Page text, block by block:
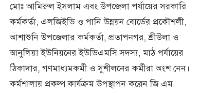
মোঃ আমিরুল ইসলাম এবং উপজেলা পর্যায়ের সরকারি
কর্মকর্তা, এলজিইডি ও পানি উন্নয়ন বোর্ডের প্রকৌশলী,
আশাশুনি উপজেলার কর্মকর্তা, প্রতাপনগর, শ্রীউলা ও
আনুলিয়া ইউনিয়নের ইউডিএমসি সদস্য, মাঠ পর্যায়ের
ঠিকাদার, গণমাধ্যমকর্মী ও সুশীলনের কর্মীরা অংশ নেন।
কর্মশালায় প্রকল্প কার্যক্রম উপস্থাপন করেন জি এম